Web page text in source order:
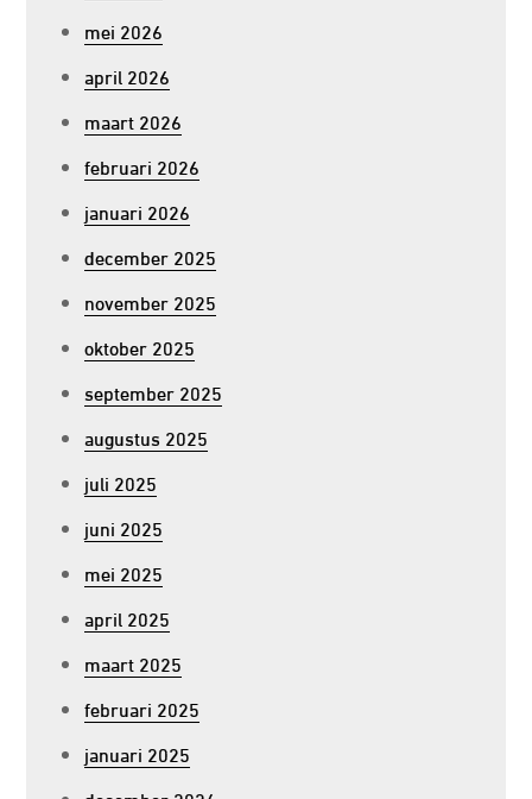
mei 2026
april 2026
maart 2026
februari 2026
januari 2026
december 2025
november 2025
oktober 2025
september 2025
augustus 2025
juli 2025
juni 2025
mei 2025
april 2025
maart 2025
februari 2025
januari 2025